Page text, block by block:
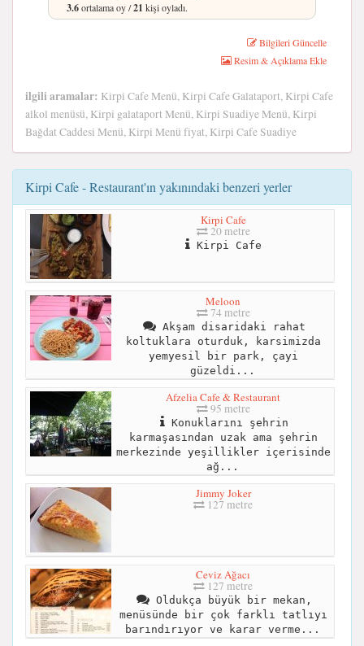
3.6ortalama oy /21 kişi oyladı.
Bilgileri Güncelle
Resim & Açıklama Ekle
ilgili aramalar: Kirpi Cafe Menü, Kirpi Cafe Galataport, Kirpi Cafe
alkol menüsü, Kirpi galataport Menü, Kirpi Suadiye Menü, Kirpi
Bağdat Caddesi Menü, Kirpi Menü fiyat, Kirpi Cafe Suadiye
Kirpi Cafe - Restaurant'ın yakınındaki benzeri yerler
Kirpi Cafe
20 metre
Kirpi Cafe
Meloon
74 metre
Akşam disaridaki rahat
koltuklara oturduk, karsimizda
yemyesil bir park, çayi
güzeldi...
Afzelia Cafe & Restaurant
95 metre
Konuklarını şehrin
karmaşasından uzak ama şehrin
merkezinde yeşillikler içerisinde
ağ...
Jimmy Joker
127 metre
Ceviz Ağacı
127 metre
Oldukça büyük bir mekan,
menüsünde bir çok farklı tatlıyı
barındırıyor ve karar verme...